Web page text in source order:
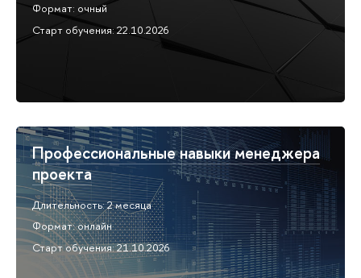
Формат: очный
Старт обучения: 22.10.2026
Профессиональные навыки менеджера
проекта
Длительность: 2 месяца
Формат: онлайн
Старт обучения: 21.10.2026